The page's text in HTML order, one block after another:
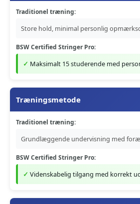
Traditionel træning:
Store hold, minimal personlig
BSW Certified Stringer Pro:
Maksimalt 15 studerende med
Træningsmetode
Traditionel træning:
Grundlæggende undervisning med
BSW Certified Stringer Pro:
Videnskabelig tilgang med korrekt